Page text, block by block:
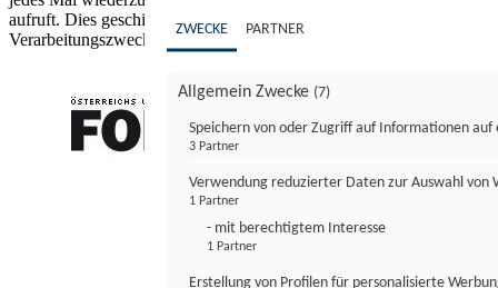
aufruft. Dies geschieht für einen oder mehrere der hier aufgeführten
Verarbeitungszwecke.
ZWECKE PARTNER
Allgemein Zwecke (7)
Speichern von oder Zugriff auf Informationen auf
3 Partner
Verwendung reduzierter Daten zur Auswahl von
1 Partner
- mit berechtigtem Interesse
1 Partner
Erstellung von Profilen für personalisierte
FONDS professionell